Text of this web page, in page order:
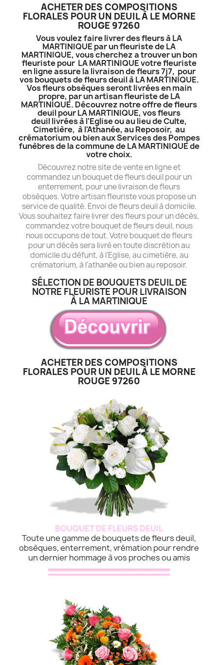
ACHETER DES COMPOSITIONS
FLORALES POUR UN DEUIL À LE MORNE
ROUGE 97260
Vous voulez faire livrer des fleurs à LA
MARTINIQUE par un fleuriste de LA
MARTINIQUE, vous cherchez a trouver un bon
fleuriste pour LA MARTINIQUE votre fleuriste
en ligne assure la livraison de fleurs 7j7, pour
vos bouquets de fleurs deuil à LA MARTINIQUE.
Vos fleurs obsèques seront livrées en main
propre, par un artisan fleuriste de LA
MARTINIQUE. Découvrez notre offre de fleurs
deuil pour LA MARTINIQUE, vos fleurs
deuil livrées à l'Eglise ou au lieu de Culte,
Cimetière, à l'Athanée, au Reposoir, au
crématorium ou bien aux Services des Pompes
funèbres de la commune de LA MARTINIQUE de
votre choix.
Découvrez notre site de vente en ligne et
commandez un bouquet de fleurs deuil pour un
enterrement, pour une livraison de fleurs
obsèques. Votre artisan fleuriste vous propose un
service de qualité. Envoi de fleurs deuil à domicile.
Vous souhaitez faire livrer des fleurs pour un décès,
commandez votre bouquet de fleurs deuil, nous
nous occupons de tout. Votre bouquet de fleurs
pour un décès sera livré en toute discrétion au
domicile du défunt, à l'Eglise, au cimetière, au
crématorium, à l'athanée ou bien au reposoir.
SÉLECTION DE BOUQUETS DEUIL DE
NOTRE FLEURISTE POUR LIVRAISON
À LA MARTINIQUE
ACHETER DES COMPOSITIONS
FLORALES POUR UN DEUIL À LE MORNE
ROUGE 97260
BOUQUET DE FLEURS DEUIL
Toute une gamme de bouquets de fleurs deuil,
obsèques, enterrement, vrémation pour rendre
un dernier hommage à vos proches ou amis